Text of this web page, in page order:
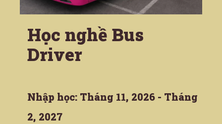
Học nghề Bus
Driver
Nhập học: Tháng 11, 2026 - Tháng
2, 2027